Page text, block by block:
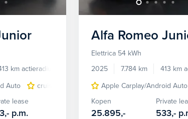
km actieradius
Elektrisch
Auto
cruise control adaptief LED koplampen
lease
p.m.
Alfa Romeo
Elettrica 54 kWh
2025
7.784 km 413 km
Apple Carplay/Android Auto
Kopen
25.895,-
Private
533,-